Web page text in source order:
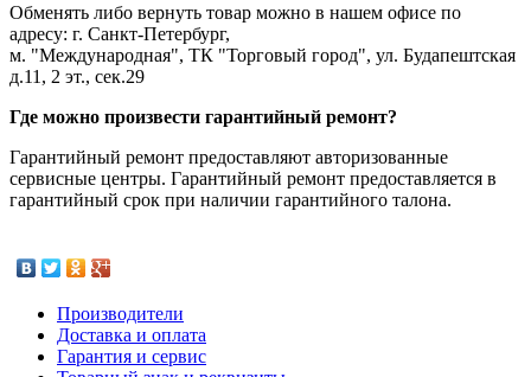
Обменять либо вернуть товар можно в нашем офисе по
адресу: г. Санкт-Петербург,
м. "Международная", ТК "Торговый город", ул. Будапештская
д.11, 2 эт., сек.29
Где можно произвести гарантийный ремонт?
Гарантийный ремонт предоставляют авторизованные
сервисные центры. Гарантийный ремонт предоставляется в
гарантийный срок при наличии гарантийного талона.
Производители
Доставка и оплата
Гарантия и сервис